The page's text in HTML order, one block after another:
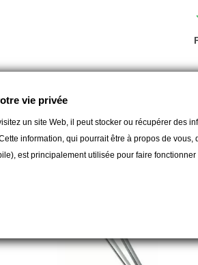
:
vie privée
un site Web, il peut stocker ou récupérer des
information, qui pourrait être à propos de
est principalement utilisée pour faire